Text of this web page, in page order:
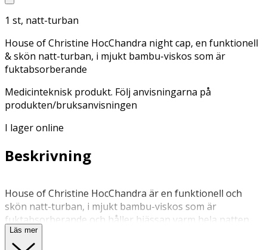
1 st, natt-turban
House of Christine HocChandra night cap, en funktionell
& skön natt-turban, i mjukt bambu-viskos som är
fuktabsorberande
Medicinteknisk produkt. Följ anvisningarna på
produkten/bruksanvisningen
I lager online
Beskrivning
House of Christine HocChandra är en funktionell och
skön natt-turban, i mjukt bambu-viskos som är
fuktabsorberande och håller hjässan varm hela natten.
Ett måste till en god natts sömn!,HocChandra Night Cap
ger perfekt skydd och komfort under natten. Tack vare
Läs mer